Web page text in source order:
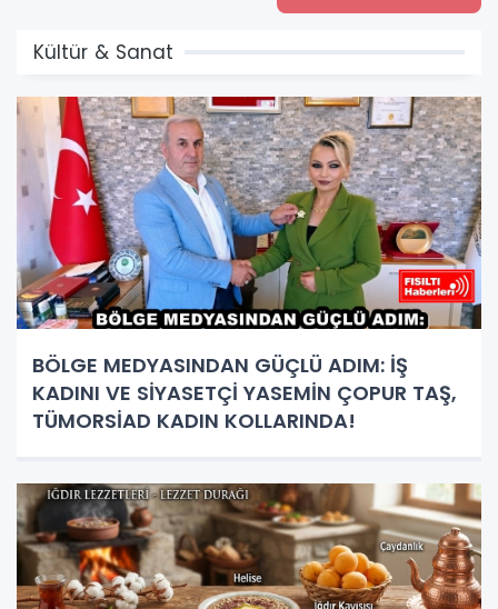
Kültür & Sanat
BÖLGE MEDYASINDAN GÜÇLÜ ADIM: İŞ
KADINI VE SİYASETÇİ YASEMİN ÇOPUR TAŞ,
TÜMORSİAD KADIN KOLLARINDA!